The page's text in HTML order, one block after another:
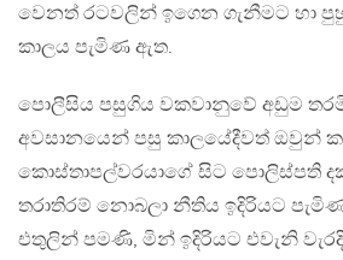
වෙනත් රටවලින් ඉගෙන ගැනීමට හා
කාලය පැමිණ ඇත.
පොලීසිය පසුගිය වකවානුවේ අඩුම
අවසානයෙන් පසු කාලයේදීවත් ඔවුන්
කොස්තාපල්වරයාගේ සිට පොලිස්පති
තරාතිරම් නොබලා නීතිය ඉදිරියට
එතුලින් පමණි, මින් ඉදිරියට එවැනි